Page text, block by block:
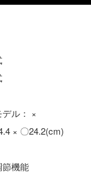
ル： ×
× 〇24.2(cm)
機能